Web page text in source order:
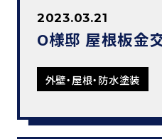
2023.03.21
O様邸 屋根板金
外壁・屋根・防水塗装